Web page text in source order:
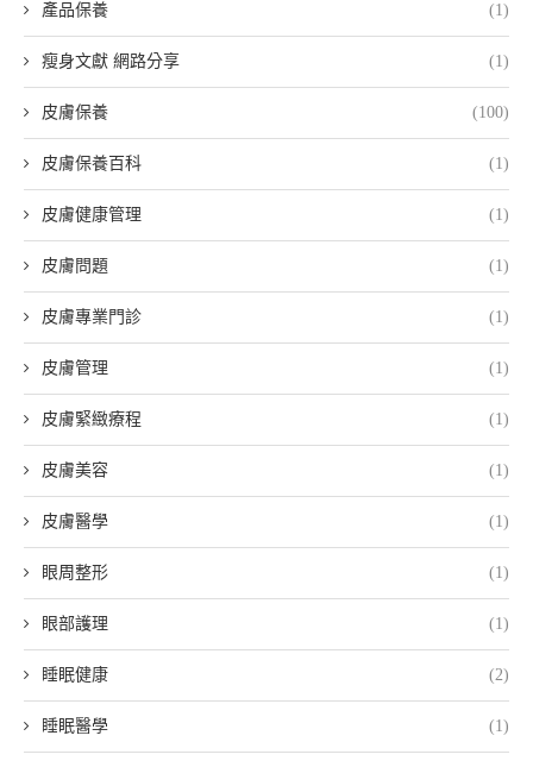
產品保養 (1)
瘦身文獻 網路分享 (1)
皮膚保養 (100)
皮膚保養百科 (1)
皮膚健康管理 (1)
皮膚問題 (1)
皮膚專業門診 (1)
皮膚管理 (1)
皮膚緊緻療程 (1)
皮膚美容 (1)
皮膚醫學 (1)
眼周整形 (1)
眼部護理 (1)
睡眠健康 (2)
睡眠醫學 (1)